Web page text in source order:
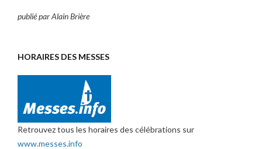
publié par Alain Brière
HORAIRES DES MESSES
Retrouvez tous les horaires des célébrations sur
www.messes.info